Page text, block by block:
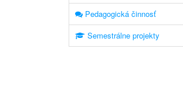
Pedagogická činnosť
Semestrálne projekty